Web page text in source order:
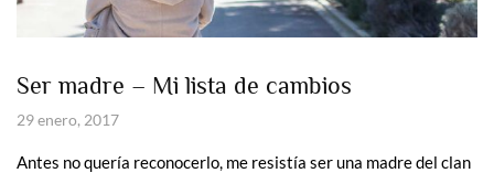
Ser madre – Mi lista de cambios
29 enero, 2017
Antes no quería reconocerlo, me resistía ser una madre del clan